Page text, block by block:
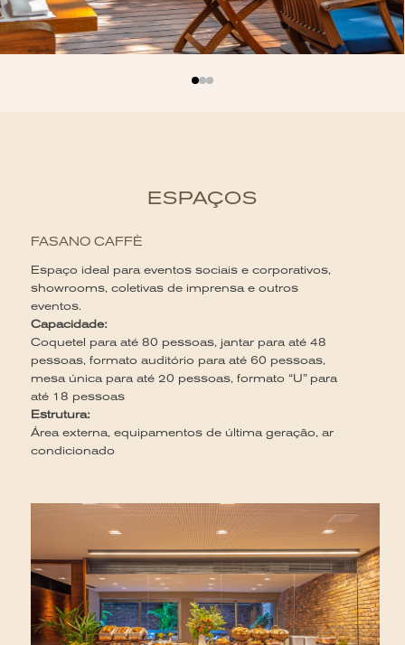
ESPAÇOS
FASANO CAFFÈ
Espaço ideal para eventos sociais e corporativos,
showrooms, coletivas de imprensa e outros
eventos.
Capacidade:
Coquetel para até 80 pessoas, jantar para até 48
pessoas, formato auditório para até 60 pessoas,
mesa única para até 20 pessoas, formato “U” para
até 18 pessoas
Estrutura:
Área externa, equipamentos de última geração, ar
condicionado